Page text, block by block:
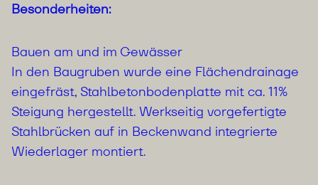
Besonderheiten:
Bauen am und im Gewässer
In den Baugruben wurde eine Flächendrainage
eingefräst, Stahlbetonbodenplatte mit ca. 11%
Steigung hergestellt. Werkseitig vorgefertigte
Stahlbrücken auf in Beckenwand integrierte
Wiederlager montiert.